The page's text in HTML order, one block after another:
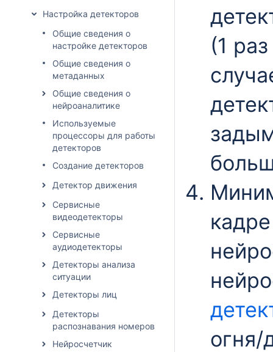
Настройка детекторов
Общие сведения о
настройке детекторов
Общие сведения о
метаданных
Общие сведения о
нейроаналитике
Используемые
процессоры для работы
детекторов
Создание детекторов
Детектор движения
Сервисные
видеодетекторы
Сервисные
аудиодетекторы
Детекторы анализа
ситуации
Детекторы лиц
Детекторы
распознавания номеров
Нейросчетчик
(1